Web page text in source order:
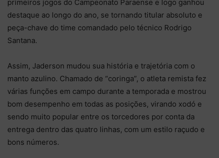
primeiros jogos do Campeonato Paraense e logo ganhou
destaque ao longo do ano, se tornando titular absoluto e
peça-chave do time comandado pelo técnico Rodrigo
Santana.
Assim, Jaderson mudou sua história e trajetória com o
manto azulino. Chamado de “coringa”, o atleta remista fez
várias funções em campo durante a temporada e mostrou
bom desempenho em todas as posições, virando xodó e
sendo muito popular entre os torcedores por conta da
entrega dentro das quatro linhas, com um estilo raçudo e
bons números.